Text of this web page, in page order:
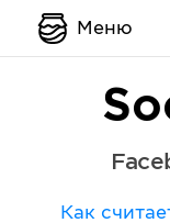
Меню
Как